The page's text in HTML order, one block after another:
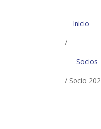
Inicio
/
Socios
/ Socio